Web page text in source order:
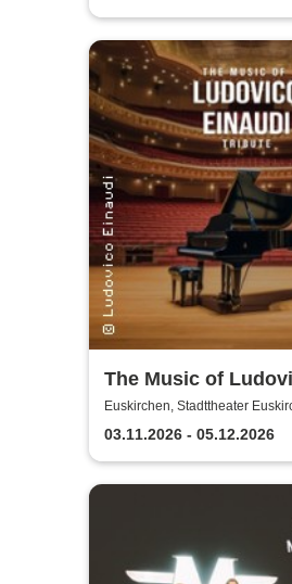
The Music of
Einaudi: Tribute-
Klavierkonzert -
Einaudi Tribute bei
Kerzenschein
Euskirchen, Stadttheater
03.11.2026 - 05.12.2026